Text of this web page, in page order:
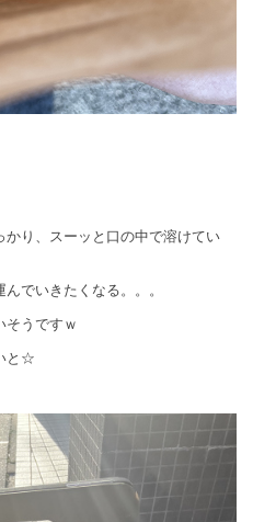
り、スーッと口の中で溶けてい
でいきたくなる。。。
そうですｗ
と☆